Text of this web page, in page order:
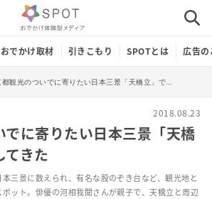
おでかけ取材 引きこもり SPOTとは 広告
2018.08.23
でに寄りたい日本三景「天橋
てきた
三景に数えられ、有名な股のぞき台など、観光地と
ット。俳優の河相我聞さんが親子で、天橋立と周辺